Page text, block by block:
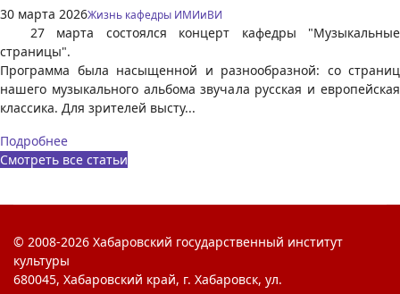
30 марта 2026Жизнь кафедры ИМИиВИ
27 марта состоялся концерт кафедры "Музыкальные
страницы".
Программа была насыщенной и разнообразной: со страниц
нашего музыкального альбома звучала русская и европейская
классика. Для зрителей высту...
Подробнее
Смотреть все статьи
© 2008-2026 Хабаровский государственный институт
культуры
680045, Хабаровский край, г. Хабаровск, ул.